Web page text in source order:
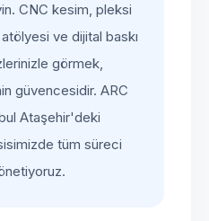
CNC kesim, pleksi
ve dijital baskı
görmek,
güvencesidir. ARC
Ataşehir'deki
tüm süreci